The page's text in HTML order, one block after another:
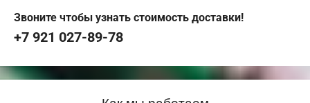
Звоните чтобы узнать стоимость доставки!
+7 921 027-89-78